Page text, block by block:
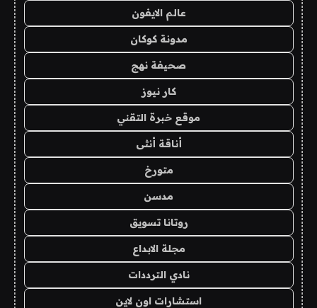
عالم الايفون
مدونة كوكان
صحيفة نهج
كار نيوز
موقع خبرة التقني
أناقة أنثى
متورخ
مدسن
روتانا تسويق
مجلة الابداع
نادي الترددات
استشارات اون لاين